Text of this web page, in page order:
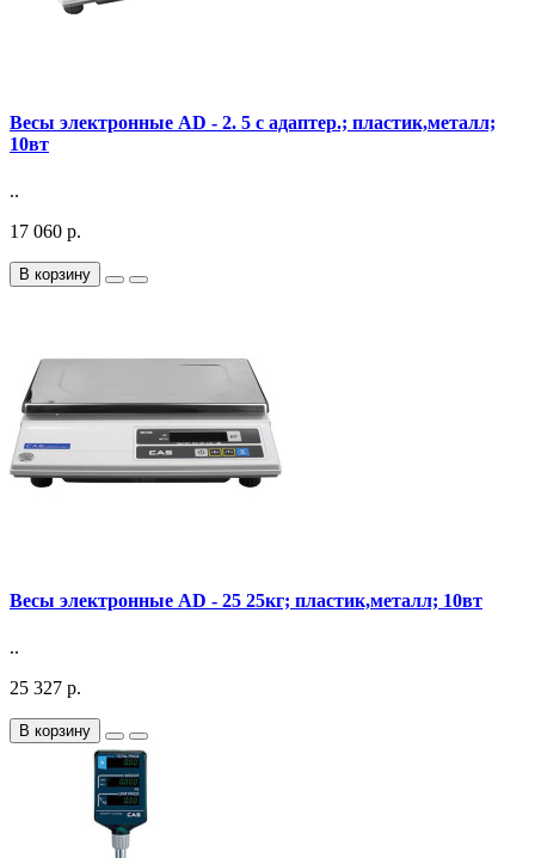
Весы электронные AD - 2. 5 с адаптер.; пластик,металл;
10вт
..
17 060 р.
В корзину
Весы электронные AD - 25 25кг; пластик,металл; 10вт
..
25 327 р.
В корзину